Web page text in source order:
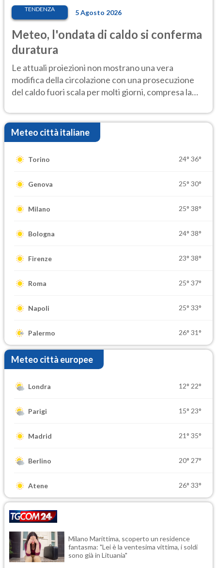
TENDENZA 5 Agosto 2026
Meteo, l'ondata di caldo si conferma
duratura
Le attuali proiezioni non mostrano una vera
modifica della circolazione con una prosecuzione
del caldo fuori scala per molti giorni, compresa la
Meteo città italiane
Torino 24° 36°
Genova 25° 30°
Milano 25° 38°
Bologna 24° 38°
Firenze 23° 38°
Roma 25° 37°
Napoli 25° 33°
Palermo 26° 31°
Meteo città europee
Londra 12° 22°
Parigi 15° 23°
Madrid 21° 35°
Berlino 20° 27°
Atene 26° 33°
Milano Marittima, scoperto un residence
fantasma: "Lei è la ventesima vittima, i soldi
sono già in Lituania"